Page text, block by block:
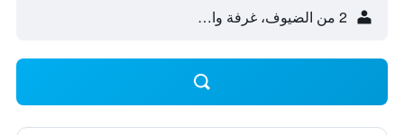
2 من الضيوف، غرفة واحدة